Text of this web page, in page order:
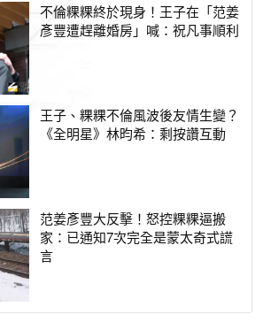
不倫粿粿終於現身！王子在「范姜
彥豐遭趕離婚房」喊：祝凡事順利
王子、粿粿不倫風波後友情生變？
《全明星》林昀希：剩按讚互動
范姜彥豐大反擊！怒控粿粿逼搬
家：已通知7次完全是蒙太奇式謊
言